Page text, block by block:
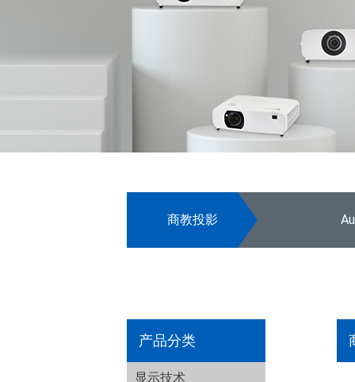
商教投影
产品分类
显示技术